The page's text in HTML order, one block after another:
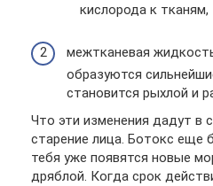
кислорода к тканям,
межтканевая
образуются
становится рыхлой и
Что эти изменения дадут в
старение лица. Ботокс еще
тебя уже появятся новые
дряблой. Когда срок